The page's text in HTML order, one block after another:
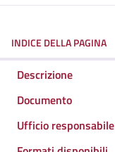
INDICE DELLA PAGINA
Descrizione
Documento
Ufficio responsabile